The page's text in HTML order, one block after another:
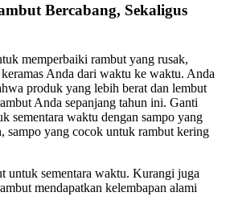
Bercabang, Sekaligus
memperbaiki rambut yang rusak,
Anda dari waktu ke waktu. Anda
produk yang lebih berat dan lembut
Anda sepanjang tahun ini. Ganti
sementara waktu dengan sampo yang
sampo yang cocok untuk rambut kering
untuk sementara waktu. Kurangi juga
mendapatkan kelembapan alami